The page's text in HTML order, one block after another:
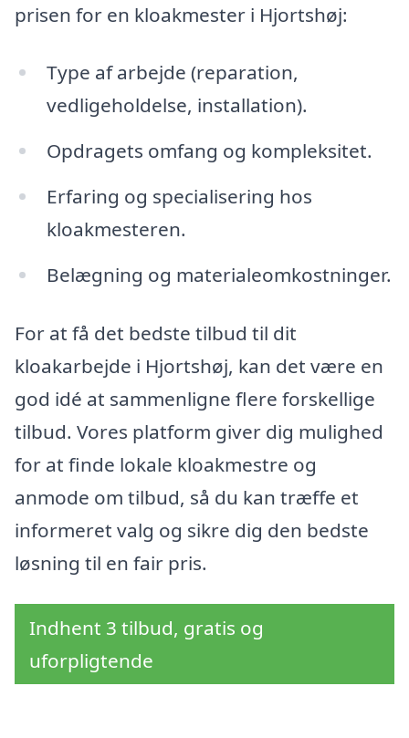
prisen for en kloakmester i Hjortshøj:
Type af arbejde (reparation,
vedligeholdelse, installation).
Opdragets omfang og kompleksitet.
Erfaring og specialisering hos
kloakmesteren.
Belægning og materialeomkostninger.
For at få det bedste tilbud til dit
kloakarbejde i Hjortshøj, kan det være en
god idé at sammenligne flere forskellige
tilbud. Vores platform giver dig mulighed
for at finde lokale kloakmestre og
anmode om tilbud, så du kan træffe et
informeret valg og sikre dig den bedste
løsning til en fair pris.
Indhent 3 tilbud, gratis og
uforpligtende